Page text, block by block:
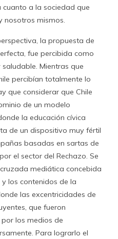
a la sociedad que
nosotros mismos.
la propuesta de
fue percibida como
Mientras que
percibían totalmente lo
que considerar que Chile
de un modelo
la educación cívica
de un dispositivo muy fértil
basadas en sartas de
el sector del Rechazo. Se
mediática concebida
los contenidos de la
las excentricidades de
que fueron
los medios de
Para lograrlo el